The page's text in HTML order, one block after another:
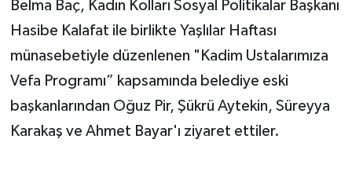
Belma Baç, Kadın Kolları Sosyal Politikalar Başkanı
Hasibe Kalafat ile birlikte Yaşlılar Haftası
münasebetiyle düzenlenen "Kadim Ustalarımıza
Vefa Programı” kapsamında belediye eski
başkanlarından Oğuz Pir, Şükrü Aytekin, Süreyya
Karakaş ve Ahmet Bayar'ı ziyaret ettiler.